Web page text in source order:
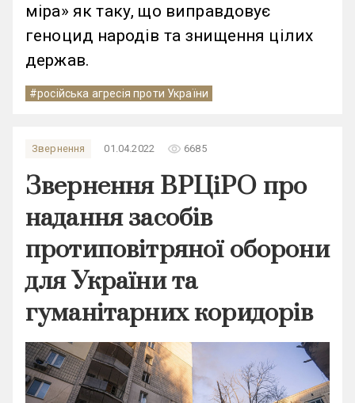
міра» як таку, що виправдовує
геноцид народів та знищення цілих
держав.
#російська агресія проти України
Звернення 01.04.2022 remove_red_eye 6685
Звернення ВРЦіРО про
надання засобів
протиповітряної оборони
для України та
гуманітарних коридорів